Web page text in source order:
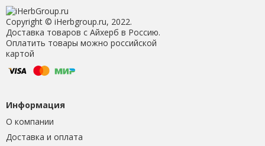
Copyright © iHerbgroup.ru, 2022.
Доставка товаров с Айхерб в Россию.
Оплатить товары можно российской
картой
Информация
О компании
Доставка и оплата